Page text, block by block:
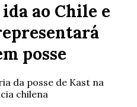
ao Chile e
posse
da posse de Kast na
chilena